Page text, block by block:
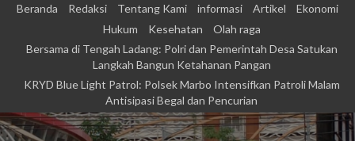
Skip
content
Beranda Redaksi Tentang Kami informasi Artikel
Ekonomi
Hukum
Kesehatan
Olah raga
Bersama di Tengah Ladang: Polri dan Pemerintah Desa Satukan
Langkah Bangun Ketahanan Pangan
KRYD Blue Light Patrol: Polsek Marbo Intensifkan Patroli Malam
Antisipasi Begal dan Pencurian